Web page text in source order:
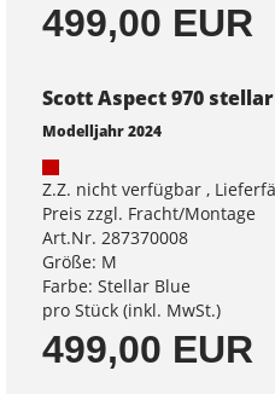
499,00 EUR
Scott Aspect 970
Modelljahr 2024
Z.Z. nicht verfügbar ,
Preis zzgl. Fracht/Montage
Art.Nr. 287370008
Größe: M
Farbe: Stellar Blue
pro Stück (inkl. MwSt.)
499,00 EUR